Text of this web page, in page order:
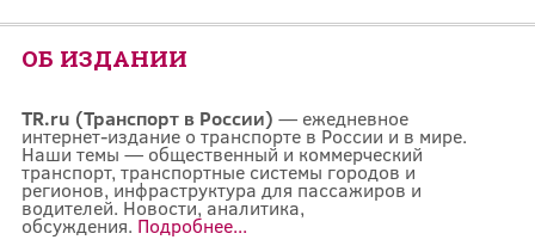
ОБ ИЗДАНИИ
TR.ru (Транспорт в России) — ежедневное
интернет-издание о транспорте в России и в мире.
Наши темы — общественный и коммерческий
транспорт, транспортные системы городов и
регионов, инфраструктура для пассажиров и
водителей. Новости, аналитика,
обсуждения. Подробнее...